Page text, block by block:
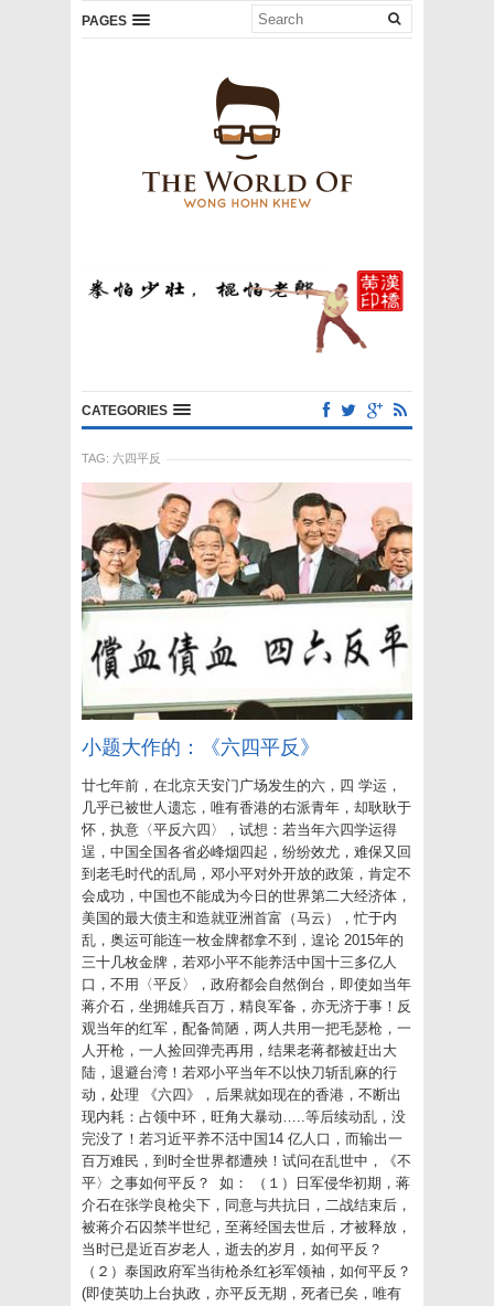
PAGES
CATEGORIES
TAG: 六四平反
小题大作的：《六四平反》
廿七年前，在北京天安门广场发生的六，四 学运，
几乎已被世人遗忘，唯有香港的右派青年，却耿耿于
怀，执意〈平反六四〉，试想：若当年六四学运得
逞，中国全国各省必峰烟四起，纷纷效尤，难保又回
到老毛时代的乱局，邓小平对外开放的政策，肯定不
会成功，中国也不能成为今日的世界第二大经济体，
美国的最大债主和造就亚洲首富（马云），忙于内
乱，奥运可能连一枚金牌都拿不到，遑论 2015年的
三十几枚金牌，若邓小平不能养活中国十三多亿人
口，不用〈平反〉，政府都会自然倒台，即使如当年
蒋介石，坐拥雄兵百万，精良军备，亦无济于事！反
观当年的红军，配备简陋，两人共用一把毛瑟枪，一
人开枪，一人捡回弹壳再用，结果老蒋都被赶出大
陆，退避台湾！若邓小平当年不以快刀斩乱麻的行
动，处理 《六四》，后果就如现在的香港，不断出
现内耗：占领中环，旺角大暴动…..等后续动乱，没
完没了！若习近平养不活中国14 亿人口，而输出一
百万难民，到时全世界都遭殃！试问在乱世中，《不
平〉之事如何平反？ 如： （１）日军侵华初期，蒋
介石在张学良枪尖下，同意与共抗日，二战结束后，
被蒋介石囚禁半世纪，至蒋经国去世后，才被释放，
当时已是近百岁老人，逝去的岁月，如何平反？
（２）泰国政府军当街枪杀红衫军领袖，如何平反？
(即使英叻上台执政，亦平反无期，死者已矣，唯有